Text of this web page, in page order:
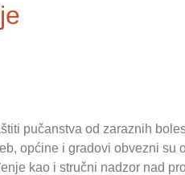
pučanstva od zaraznih
općine i gradovi obvezni
kao i stručni nadzor nad